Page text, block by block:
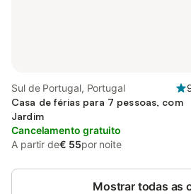
Sul de Portugal, Portugal
Casa de férias para 7 pessoas, com
Jardim
Cancelamento gratuito
A partir de€ 55por noite
Mostrar todas as